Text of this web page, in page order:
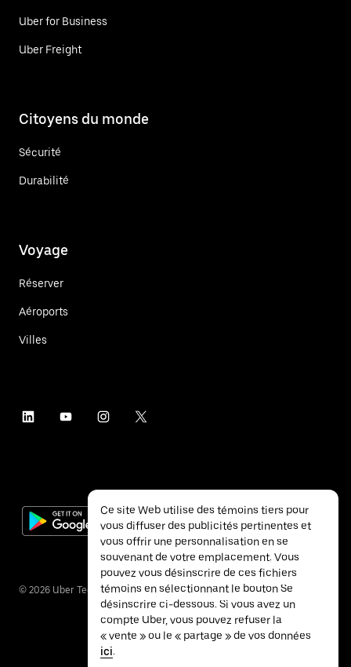
Uber for Business
Uber Freight
Citoyens du monde
Sécurité
Durabilité
Voyage
Réserver
Aéroports
Villes
© 2026 Uber Technologies inc.
Ce site Web utilise des témoins tiers pour
vous diffuser des publicités pertinentes et
vous offrir une personnalisation en se
souvenant de votre emplacement. Vous
pouvez vous désinscrire de ces fichiers
témoins en sélectionnant le bouton Se
désinscrire ci-dessous. Si vous avez un
compte Uber, vous pouvez refuser la
« vente » ou le « partage » de vos données
ici.